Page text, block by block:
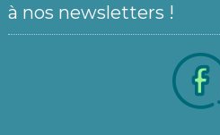
à nos newsletters !